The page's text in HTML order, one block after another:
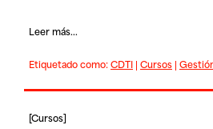
Leer más...
Etiquetado como:CDTI| Cursos|
[Cursos]